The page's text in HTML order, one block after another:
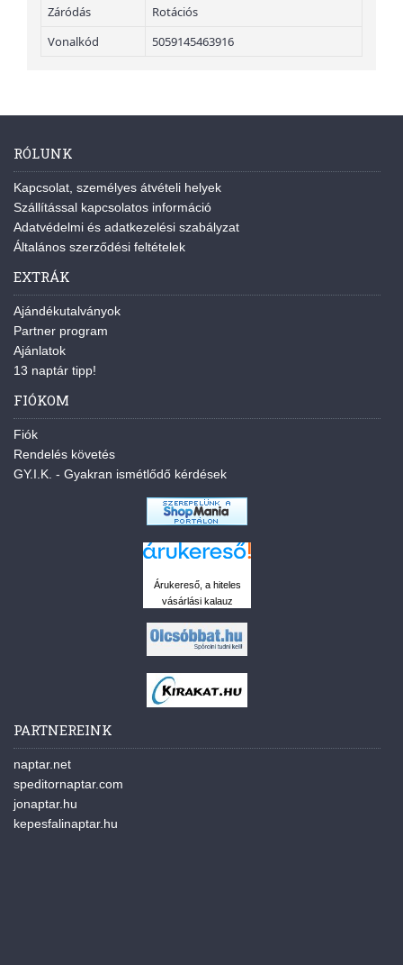
Záródás
Rotációs
Vonalkód
5059145463916
RÓLUNK
Kapcsolat, személyes átvételi helyek
Szállítással kapcsolatos információ
Adatvédelmi és adatkezelési szabályzat
Általános szerződési feltételek
EXTRÁK
Ajándékutalványok
Partner program
Ajánlatok
13 naptár tipp!
FIÓKOM
Fiók
Rendelés követés
GY.I.K. - Gyakran ismétlődő kérdések
Árukereső, a hiteles
vásárlási kalauz
PARTNEREINK
naptar.net
speditornaptar.com
jonaptar.hu
kepesfalinaptar.hu